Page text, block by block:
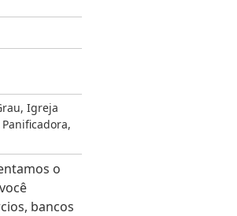
, Igreja
Panificadora,
o
bancos